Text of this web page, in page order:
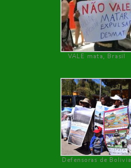
VALE mata, Brasil
Defensoras de Bolivia